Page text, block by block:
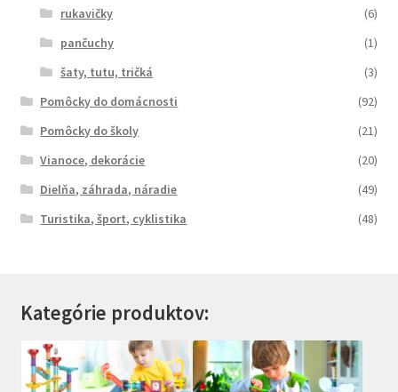
rukavičky
(6)
pančuchy
(1)
šaty, tutu, tričká
(3)
Pomôcky do domácnosti
(92)
Pomôcky do školy
(21)
Vianoce, dekorácie
(20)
Dielňa, záhrada, náradie
(49)
Turistika, šport, cyklistika
(48)
Kategórie produktov: